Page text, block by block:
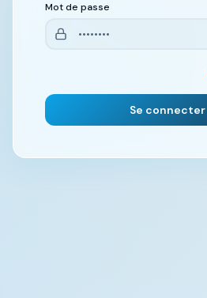
Mot de passe
Se connecter